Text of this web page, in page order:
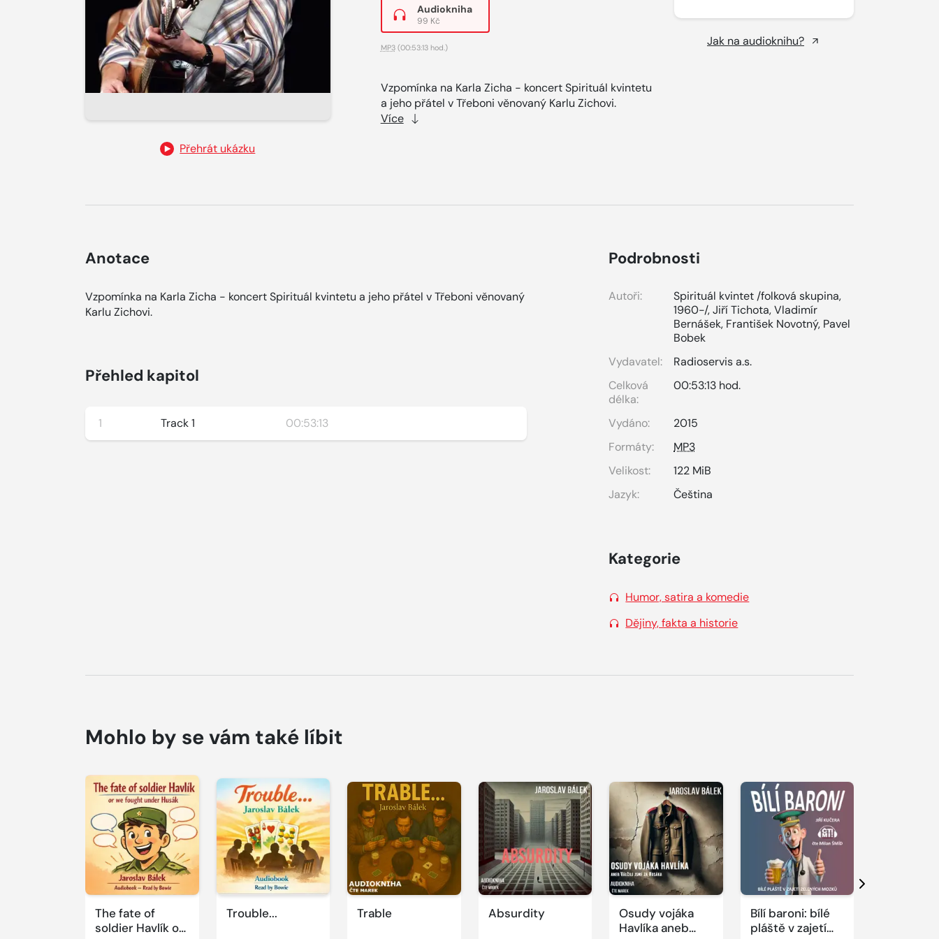
Přehrát ukázku
Audiokniha
99 Kč
MP3(00:53:13 hod.)
Vzpomínka na Karla Zicha - koncert Spirituál kvintetu
a jeho přátel v Třeboni věnovaný Karlu Zichovi.
Více
Jak na audioknihu?
Anotace
Vzpomínka na Karla Zicha - koncert Spirituál kvintetu a jeho přátel v Třeboni věnovaný
Karlu Zichovi.
Přehled kapitol
1 Track 1 00:53:13
Podrobnosti
Autoři:
Spirituál kvintet /folková skupina,
1960-/,Jiří Tichota,Vladimír
Bernášek, František Novotný, Pavel
Bobek
Vydavatel:
Radioservis a.s.
Celková
délka:
00:53:13 hod.
Vydáno:
2015
Formáty:
MP3
Velikost:
122 MiB
Jazyk:
Čeština
Kategorie
Humor, satira a komedie
Dějiny, fakta a historie
Mohlo by se vám také líbit
The fate of
soldier Havlík or
Přehrát
ukázku
Trouble...
Přehrát
ukázku
Trable
Přehrát
ukázku
Absurdity
Přehrát
ukázku
Osudy vojáka
Havlíka aneb
Přehrát
ukázku
Bílí baroni: bílé
pláště v zajetí
Přehrát
ukázku
Další